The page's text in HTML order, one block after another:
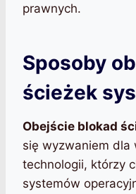
prawnych.
Sposoby
ścieżek
Obejście blokad
się wyzwaniem dla
technologii, którzy
systemów